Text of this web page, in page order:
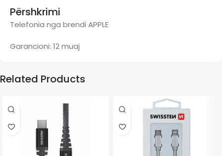
Përshkrimi
Telefonia nga brendi APPLE
Garancioni: 12 muaj
Related Products